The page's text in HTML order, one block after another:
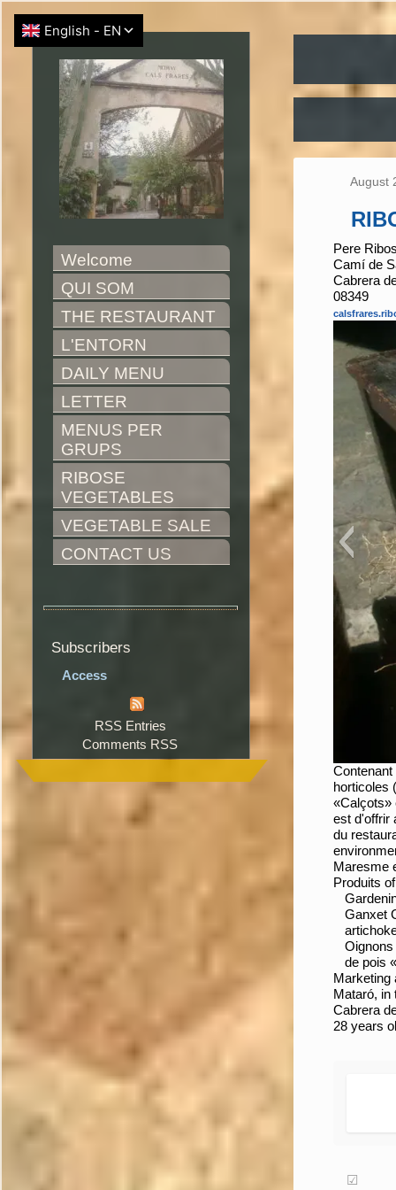
August
Pere
Camí de
Cabrera
08349
horticoles
«Calçots»
est d'offrir
du
Maresme
Produits
Ganxet
de pois
Marketing
Mataró, in
Cabrera
28 years
Welcome
QUI SOM
THE RESTAURANT
L'ENTORN
DAILY MENU
LETTER
MENUS PER
GRUPS
RIBOSE
VEGETABLES
VEGETABLE SALE
CONTACT US
Subscribers
Access
RSS Entries
Comments RSS